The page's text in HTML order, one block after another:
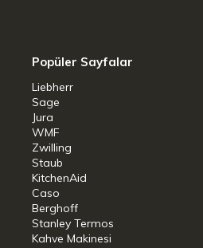
Popüler Sayfalar
Liebherr
Sage
Jura
WMF
Zwilling
Staub
KitchenAid
Caso
Berghoff
Stanley Termos
Kahve Makinesi